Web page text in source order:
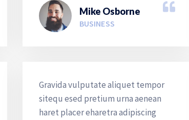
Mike Osborne
BUSINESS
Gravida vulputate aliquet tempor
sitequ esed pretium urna aenean
haret placer eharetra adipiscing